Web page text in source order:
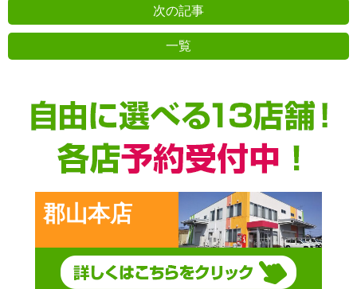
次の記事
一覧
郡山本店